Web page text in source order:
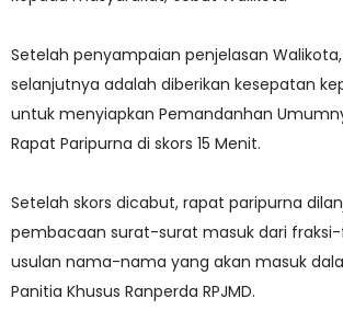
Setelah penyampaian penjelasan
selanjutnya adalah diberikan kesepatan
untuk menyiapkan Pemandanhan
Rapat Paripurna di skors 15 Menit.
Setelah skors dicabut, rapat paripurna
pembacaan surat-surat masuk dari
usulan nama-nama yang akan masuk
Panitia Khusus Ranperda RPJMD.